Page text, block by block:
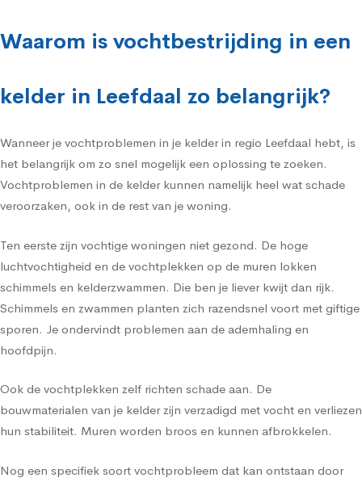
Waarom is vochtbestrijding in een
kelder in Leefdaal zo belangrijk?
Wanneer je vochtproblemen in je kelder in regio Leefdaal hebt, is
het belangrijk om zo snel mogelijk een oplossing te zoeken.
Vochtproblemen in de kelder kunnen namelijk heel wat schade
veroorzaken, ook in de rest van je woning.
Ten eerste zijn vochtige woningen niet gezond. De hoge
luchtvochtigheid en de vochtplekken op de muren lokken
schimmels en kelderzwammen. Die ben je liever kwijt dan rijk.
Schimmels en zwammen planten zich razendsnel voort met giftige
sporen. Je ondervindt problemen aan de ademhaling en
hoofdpijn.
Ook de vochtplekken zelf richten schade aan. De
bouwmaterialen van je kelder zijn verzadigd met vocht en verliezen
hun stabiliteit. Muren worden broos en kunnen afbrokkelen.
Nog een specifiek soort vochtprobleem dat kan ontstaan door